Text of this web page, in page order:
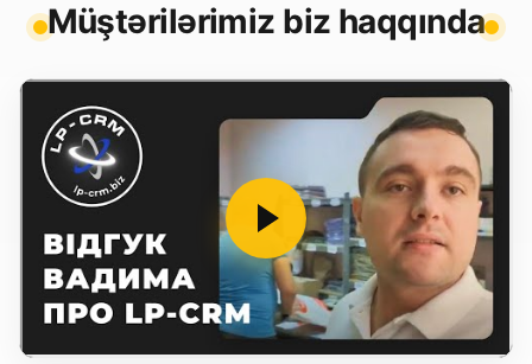
Müştərilərimiz biz haqqında